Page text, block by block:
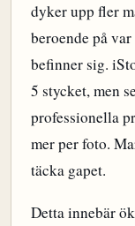
dyker upp fler
beroende på
befinner sig.
5 stycket, men
professionella
mer per foto.
täcka gapet.
Detta innebär